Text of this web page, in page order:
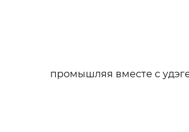
промышляя вместе с